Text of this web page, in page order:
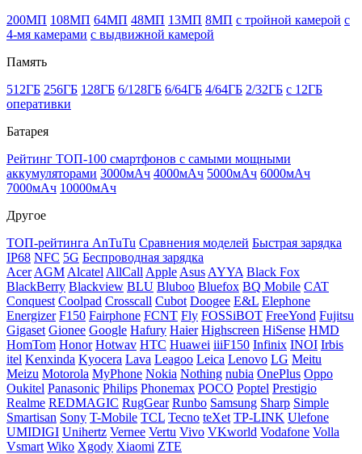
200МП 108МП 64МП 48МП 13МП 8МП с тройной камерой с
4-мя камерами с выдвижной камерой
Память
512ГБ 256ГБ 128ГБ 6/128ГБ 6/64ГБ 4/64ГБ 2/32ГБ с 12ГБ
оперативки
Батарея
Рейтинг ТОП-100 смартфонов с самыми мощными
аккумуляторами 3000мАч 4000мАч 5000мАч 6000мАч
7000мАч 10000мАч
Другое
ТОП-рейтинга AnTuTu Сравнения моделей Быстрая зарядка
IP68 NFC 5G Беспроводная зарядка
Acer AGM Alcatel AllCall Apple Asus AYYA Black Fox
BlackBerry Blackview BLU Bluboo Bluefox BQ Mobile CAT
Conquest Coolpad Crosscall Cubot Doogee E&L Elephone
Energizer F150 Fairphone FCNT Fly FOSSiBOT FreeYond Fujitsu
Gigaset Gionee Google Hafury Haier Highscreen HiSense HMD
HomTom Honor Hotwav HTC Huawei iiiF150 Infinix INOI Irbis
itel Kenxinda Kyocera Lava Leagoo Leica Lenovo LG Meitu
Meizu Motorola MyPhone Nokia Nothing nubia OnePlus Oppo
Oukitel Panasonic Philips Phonemax POCO Poptel Prestigio
Realme REDMAGIC RugGear Runbo Samsung Sharp Simple
Smartisan Sony T-Mobile TCL Tecno teXet TP-LINK Ulefone
UMIDIGI Unihertz Vernee Vertu Vivo VKworld Vodafone Volla
Vsmart Wiko Xgody Xiaomi ZTE